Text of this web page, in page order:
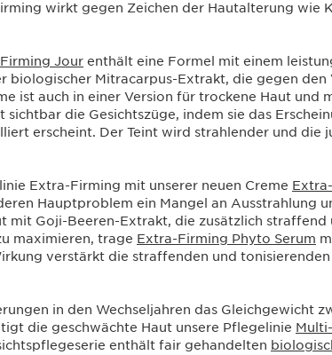
wirkt gegen Zeichen der Hautalterung wie
Jour enthält eine Formel mit einem
biologischer Mitracarpus-Extrakt, die gegen
ist auch in einer Version für trockene Haut und
die Gesichtszüge, indem sie das
erscheint. Der Teint wird strahlender und die
Extra-Firming mit unserer neuen Creme
Hauptproblem ein Mangel an Ausstrahlung
mit Goji-Beeren-Extrakt, die zusätzlich
maximieren, trage Extra-Firming Phyto Serum
verstärkt die straffenden und tonisierenden
in den Wechseljahren das Gleichgewicht
die geschwächte Haut unsere Pflegelinie
enthält fair gehandelten